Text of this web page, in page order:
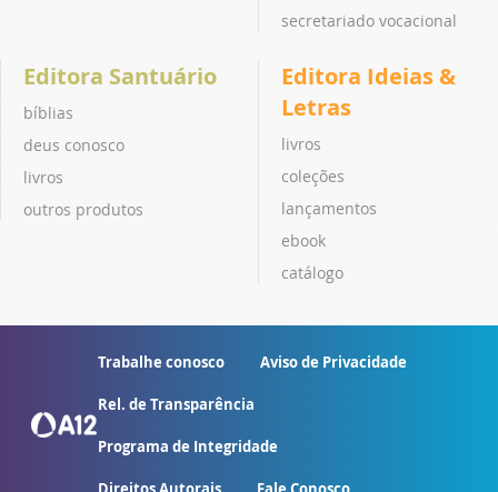
secretariado vocacional
Editora Santuário
bíblias
deus conosco
livros
outros produtos
Editora Ideias &
Letras
livros
coleções
lançamentos
ebook
catálogo
Trabalhe conosco Aviso de Privacidade
Rel. de Transparência
Programa de Integridade